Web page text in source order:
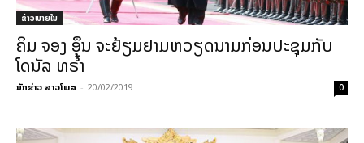
ຂ່າວພາຍ​ໃນ
ຄິມ ຈອງ ອຶນ ຈະຢ້ຽມຢາມຫວຽດນາມກ່ອນປະຊຸມກັບ
ໂດນັລ ທຣໍ້າ
ນັກຂ່າວ ລາວໂພສ - 20/02/2019 0